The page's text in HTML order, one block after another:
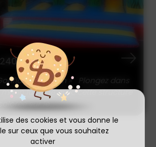
des cookies et vous donne le
sur ceux que vous souhaitez
activer
240€
« Océan » Plongez dans
ludique avec cette structure
sur le...